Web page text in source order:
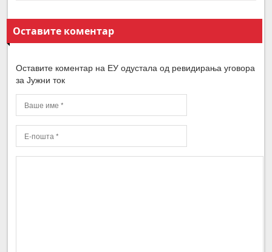
Оставите коментар
Оставите коментар на ЕУ одустала од ревидирања уговора
за Јужни ток